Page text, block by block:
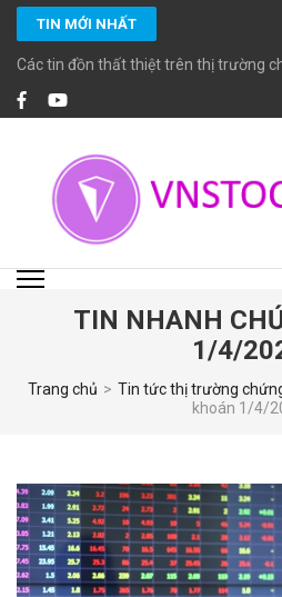
Bỏ
qua
nội
TIN MỚI NHẤT
Các tin đồn thất thiệt trên thị trường
chuyên viên đầu tư chứng khoán cao cấp
đặc biệt cam kết tuân thủ các chuẩn mực
trong nghề nghiệp.
TIN NHANH
1/4/
Trang chủ > Tin tức thị trường
khoán 1/4/